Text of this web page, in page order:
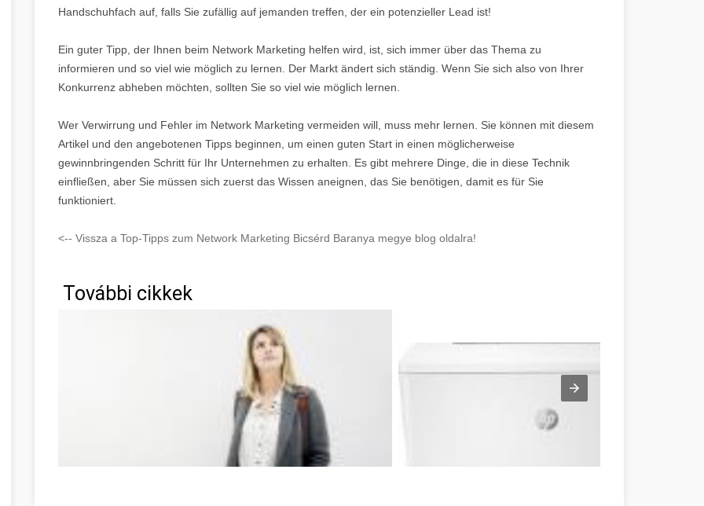
Handschuhfach auf, falls Sie zufällig auf jemanden treffen, der ein potenzieller Lead ist!
Ein guter Tipp, der Ihnen beim Network Marketing helfen wird, ist, sich immer über das Thema zu
informieren und so viel wie möglich zu lernen. Der Markt ändert sich ständig. Wenn Sie sich also von Ihrer
Konkurrenz abheben möchten, sollten Sie so viel wie möglich lernen.
Wer Verwirrung und Fehler im Network Marketing vermeiden will, muss mehr lernen. Sie können mit diesem
Artikel und den angebotenen Tipps beginnen, um einen guten Start in einen möglicherweise
gewinnbringenden Schritt für Ihr Unternehmen zu erhalten. Es gibt mehrere Dinge, die in diese Technik
einfließen, aber Sie müssen sich zuerst das Wissen aneignen, das Sie benötigen, damit es für Sie
funktioniert.
<-- Vissza a Top-Tipps zum Network Marketing Bicsérd Baranya megye blog oldalra!
További cikkek